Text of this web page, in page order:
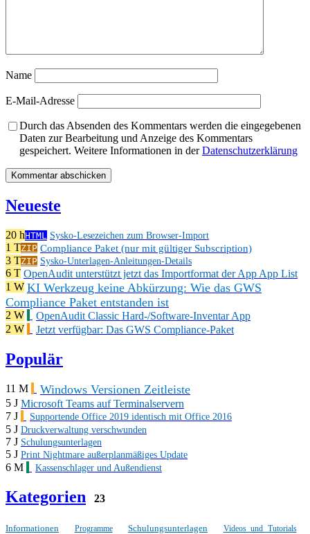
Name
E-Mail-Adresse
Durch das Absenden des Kommentars werden die eingegebenen
Daten zur Bearbeitung und Anzeige des Kommentars
gespeichert. Weitere Informationen in derDatenschutzerklärung
Neueste
20 hHTML Sysko-Lesezeichen zum Browser-Import
1 TZIP Compliance Paket (nur mit gültiger Subscription)
3 TZIP Sysko-Unterlagen-Anleitungen-Details
6 T OpenAudit unterstützt jetzt das Importformat der App App List
1 W KI Werkzeug keine Abkürzung: Wie das GWS
Compliance Paket entstanden ist
2 W
OpenAudit Classic Hard-/Software-Inventar App
2 W
Jetzt verfügbar: Das GWS Compliance-Paket
Populär
11 M Windows Versionen Zeitleiste
5 J Microsoft Teams auf Terminalservern
7 J
Supportende Office 2019 identisch mit Office 2016
5 J Druckverwaltung verschwunden
7 J Schulungsunterlagen
5 J Print Nightmare außerplanmäßiges Update
6 M Kassenschlager und Außendienst
Kategorien 23
Informationen Programme Schulungsunterlagen
Videos und Tutorials